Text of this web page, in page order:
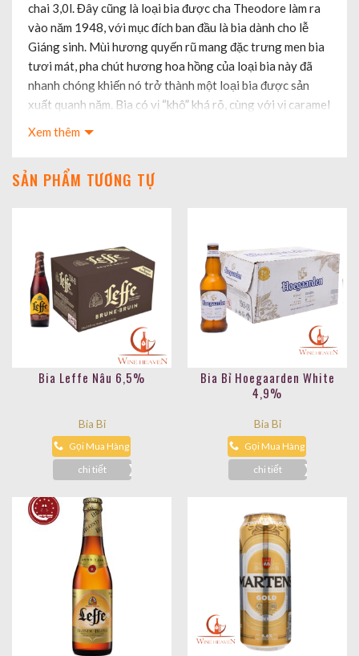
chai 3,0l. Đây cũng là loại bia được cha Theodore làm ra
vào năm 1948, với mục đích ban đầu là bia dành cho lễ
Giáng sinh. Mùi hương quyến rũ mang đặc trưng men bia
tươi mát, pha chút hương hoa hồng của loại bia này đã
nhanh chóng khiến nó trở thành một loại bia được sản
xuất quanh năm. Bia có vị “khô” khá rõ, cùng với vị caramel
Xem thêm
SẢN PHẨM TƯƠNG TỰ
Bia Leffe Nâu 6,5%
Bia Bỉ
Gọi Mua Hàng
chi tiết
Bia Bỉ Hoegaarden White
4,9%
Bia Bỉ
Gọi Mua Hàng
chi tiết